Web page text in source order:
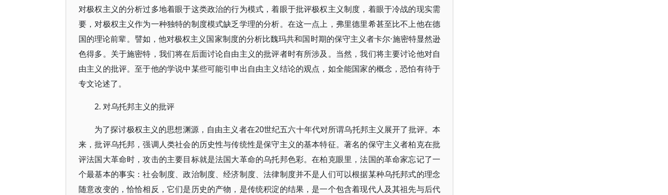
对极权主义的分析过多地着眼于这类政治的行为模式，着眼于批评极权主义制度，着眼于冷战的现实需
要，对极权主义作为一种独特的制度模式缺乏学理的分析。在这一点上，弗里德里希甚至比不上他在德
国的理论前辈。譬如，他对极权主义国家制度的分析比魏玛共和国时期的保守主义者卡尔·施密特显然逊
色得多。关于施密特，我们将在后面讨论自由主义的批评者时有所涉及。当然，我们将主要讨论他对自
由主义的批评。至于他的学说中某些可能引申出自由主义结论的观点，如全能国家的概念，恐怕有待于
专文论述了。
2. 对乌托邦主义的批评
为了探讨极权主义的思想渊源，自由主义者在20世纪五六十年代对所谓乌托邦主义展开了批评。本
来，批评乌托邦，强调人类社会的历史性与传统性是保守主义的基本特征。著名的保守主义者柏克在批
评法国大革命时，攻击的主要目标就是法国大革命的乌托邦色彩。在柏克眼里，法国的革命家忘记了一
个最基本的事实：社会制度、政治制度、经济制度、法律制度并不是人们可以根据某种乌托邦式的理念
随意改变的，恰恰相反，它们是历史的产物，是传统积淀的结果，是一个包含着现代人及其祖先与后代